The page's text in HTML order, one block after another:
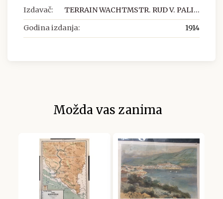
Izdavač: TERRAIN WACHTMSTR. RUD V. PALI...
Godina izdanja: 1914
Možda vas zanima